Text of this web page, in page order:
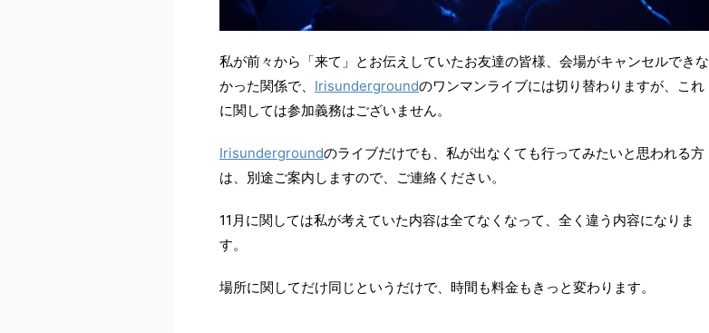
私が前々から「来て」とお伝えしていたお友達の皆様、会場がキャンセルできな
かった関係で、 Irisundergroundのワンマンライブには切り替わりますが、これ
に関しては参加義務はございません。
Irisundergroundのライブだけでも、私が出なくても行ってみたいと思われる方
は、別途ご案内しますので、ご連絡ください。
11月に関しては私が考えていた内容は全てなくなって、全く違う内容になりま
す。
場所に関してだけ同じというだけで、時間も料金もきっと変わります。